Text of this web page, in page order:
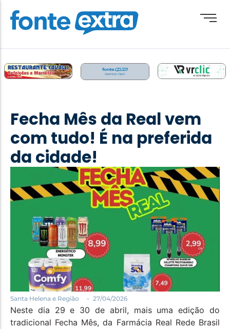
Destaque
Esporte
Geral
Paraguai
Paraná
Política
Santa Helena e Região
Saúde e Bem-Estar
Fecha Mês da Real vem
com tudo! É na preferida
da cidade!
Santa Helena e Região - 27/04/2026
Neste dia 29 e 30 de abril, mais uma edição do
tradicional Fecha Mês, da Farmácia Real Rede Brasil